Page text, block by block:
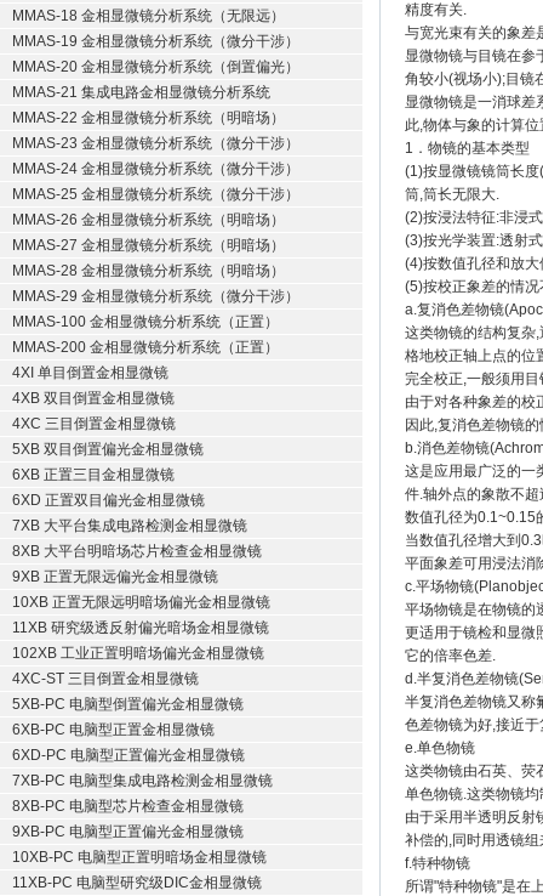
MMAS-18 金相显微镜分析系统（无限远）
MMAS-19 金相显微镜分析系统（微分干涉）
MMAS-20 金相显微镜分析系统（倒置偏光）
MMAS-21 集成电路金相显微镜分析系统
MMAS-22 金相显微镜分析系统（明暗场）
MMAS-23 金相显微镜分析系统（微分干涉）
MMAS-24 金相显微镜分析系统（微分干涉）
MMAS-25 金相显微镜分析系统（微分干涉）
MMAS-26 金相显微镜分析系统（明暗场）
MMAS-27 金相显微镜分析系统（明暗场）
MMAS-28 金相显微镜分析系统（明暗场）
MMAS-29 金相显微镜分析系统（微分干涉）
MMAS-100 金相显微镜分析系统（正置）
MMAS-200 金相显微镜分析系统（正置）
4XI 单目倒置金相显微镜
4XB 双目倒置金相显微镜
4XC 三目倒置金相显微镜
5XB 双目倒置偏光金相显微镜
6XB 正置三目金相显微镜
6XD 正置双目偏光金相显微镜
7XB 大平台集成电路检测金相显微镜
8XB 大平台明暗场芯片检查金相显微镜
9XB 正置无限远偏光金相显微镜
10XB 正置无限远明暗场偏光金相显微镜
11XB 研究级透反射偏光暗场金相显微镜
102XB 工业正置明暗场偏光金相显微镜
4XC-ST 三目倒置金相显微镜
5XB-PC 电脑型倒置偏光金相显微镜
6XB-PC 电脑型正置金相显微镜
6XD-PC 电脑型正置偏光金相显微镜
7XB-PC 电脑型集成电路检测金相显微镜
8XB-PC 电脑型芯片检查金相显微镜
9XB-PC 电脑型正置偏光金相显微镜
10XB-PC 电脑型正置明暗场金相显微镜
11XB-PC 电脑型研究级DIC金相显微镜
精度有关.
与宽光束有关的象差
显微物镜与目镜在参
角较小(视场小);目镜
显微物镜是一消球差
此,物体与象的计算
1．物镜的基本类型
(1)按显微镜镜筒长
筒,筒长无限大.
(2)按浸法特征:非浸
(3)按光学装置:透射
(4)按数值孔径和放
(5)按校正象差的情
a.复消色差物镜
这类物镜的结构复杂
格地校正轴上点的位
完全校正,一般须用目
由于对各种象差的校
因此,复消色差物镜
b.消色差物镜
这是应用最广泛的一
件.轴外点的象散不
数值孔径为0.1~0.15
当数值孔径增大到
平面象差可用浸法消
c.平场物镜
平场物镜是在物镜的
更适用于镜检和显微
它的倍率色差.
d.半复消色差物镜
半复消色差物镜又称
色差物镜为好,接近
e.单色物镜
这类物镜由石英、荧
单色物镜.这类物镜
由于采用半透明反射
补偿的,同时用透镜
f.特种物镜
所谓"特种物镜"是在